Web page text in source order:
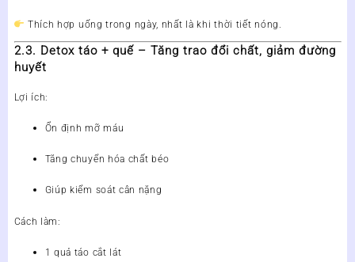
Thích hợp uống trong ngày, nhất là khi thời tiết nóng.
2.3. Detox táo + quế – Tăng trao đổi chất, giảm đường
huyết
Lợi ích:
Ổn định mỡ máu
Tăng chuyển hóa chất béo
Giúp kiểm soát cân nặng
Cách làm:
1 quả táo cắt lát